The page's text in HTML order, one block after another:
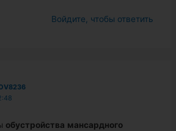
Войдите, чтобы ответить
обустройства мансардного